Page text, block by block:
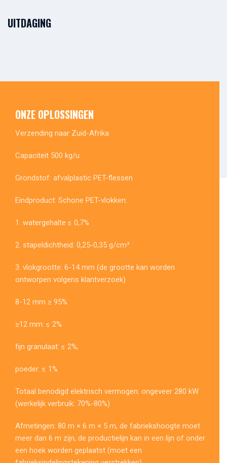
UITDAGING
ONZE OPLOSSINGEN
Verzending naar Zuid-Afrika
Capaciteit 500 kg/u
Grondstof: afvalplastic PET-flessen
Eindproduct: Schone PET-vlokken:
1. watergehalte ≤ 0,7%
2. stapeldichtheid: 0,25-0,35 g/cm³
3. vlokgrootte: 6-14 mm (de grootte kan worden
ontworpen volgens klantverzoek)
8-12 mm ≥ 95%
≥12 mm: ≤ 2%
fijn granulaat: ≤ 2%;
poeder: ≤ 1%
Totaal benodigd elektrisch vermogen: ongeveer 280 kW
(werkelijk verbruik: 70%-80%)
Afmetingen: 80 m × 6 m × 5 m, de fabriekshoogte moet
meer dan 6 m zijn, de productielijn kan in een lijn of onder
een hoek worden geplaatst (moet een